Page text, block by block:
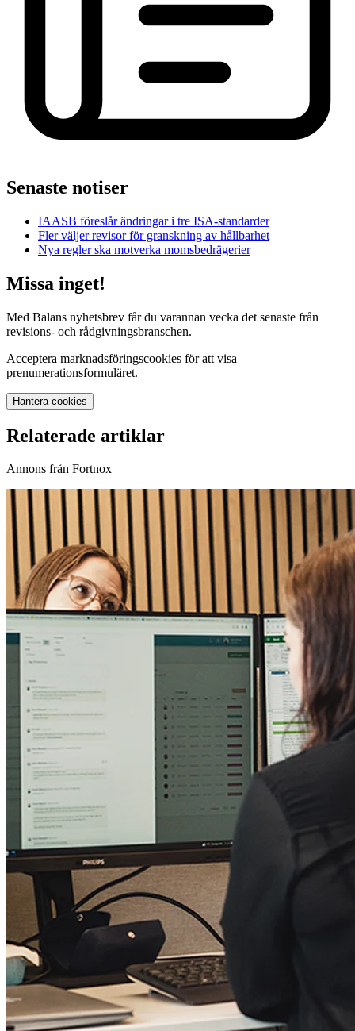
Senaste notiser
IAASB föreslår ändringar i tre ISA-standarder
Fler väljer revisor för granskning av hållbarhet
Nya regler ska motverka momsbedrägerier
Missa inget!
Med Balans nyhetsbrev får du varannan vecka det senaste från
revisions- och rådgivningsbranschen.
Acceptera marknadsföringscookies för att visa
prenumerationsformuläret.
Hantera cookies
Relaterade artiklar
Annons från Fortnox